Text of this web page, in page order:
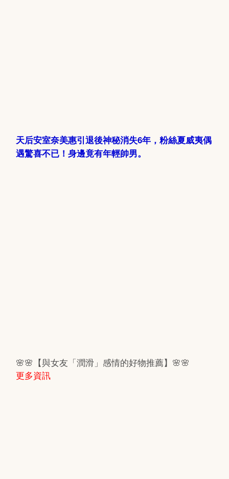
天后安室奈美惠引退後神秘消失6年，粉絲夏威夷偶
遇驚喜不已！身邊竟有年輕帥男。
🌸🌸【與女友「潤滑」感情的好物推薦】🌸🌸
更多資訊